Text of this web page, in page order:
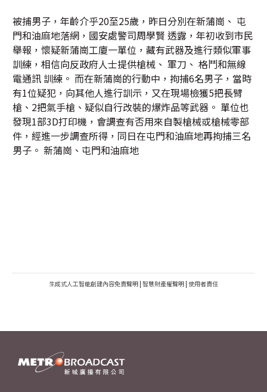
被捕男子，年齡介乎20至25歲，昨日分別在新蒲崗、 屯
門和油麻地落網，國安處警司周學賢 透露，年初收到市民
舉報，懷疑新蒲崗工廈一單位，藏有武器及進行類似軍事
訓練，相信向反政府人士提供槍械、 軍刀、 格鬥和無線
電通訊 訓練。 而在新蒲崗的行動中，拘捕6名男子，當時
有1位疑犯，向其他人進行訓示，又在現場檢獲5把長臂
槍、2把氣手槍、疑似自行改裝的爆炸品等武器。 單位也
發現1部3D打印機，會調查有否用來自製槍械或槍械零部
件，經進一步調查所得，同日在屯門和油麻地再拘捕三名
男子。 新蒲崗、屯門和油麻地
生成式人工智能創建內容免責聲明 | 智慧財產權聲明 | 使用者責任